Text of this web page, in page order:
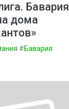
Бавария
дома
#Бавария